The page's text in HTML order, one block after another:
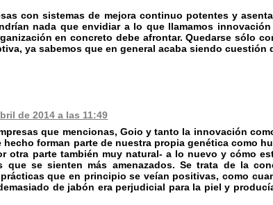
con sistemas de mejora continuo potentes y
nada que envidiar a lo que llamamos
en concreto debe afrontar. Quedarse sólo
ya sabemos que en general acaba siendo cuestión
de 2014 a las 11:49
que mencionas, Goio y tanto la innovación
forman parte de nuestra propia genética como
otra parte también muy natural- a lo nuevo y cómo
que se sienten más amenazados. Se trata de la
que en principio se veían positivas, como
de jabón era perjudicial para la piel y